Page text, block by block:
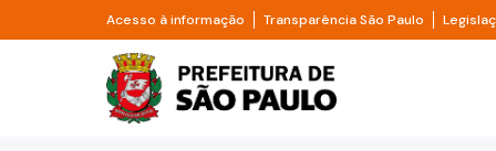
Pular para o Conteúdo principal
Acesso à informação Divisor de acesso à informação
Transparência São Paulo Divisor
Prefeitura de São